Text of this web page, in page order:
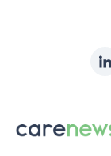
sur:
Le